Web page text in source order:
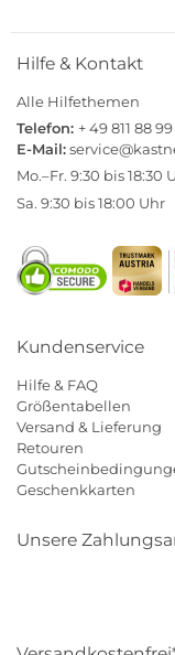
Hilfe & Kontakt
Alle Hilfethemen
Telefon: + 49 811 88 99
E-Mail:
Mo.–Fr. 9:30 bis 18:30
Sa. 9:30 bis 18:00 Uhr
Kundenservice
Hilfe & FAQ
Größentabellen
Versand & Lieferung
Retouren
Geschenkkarten
Unsere